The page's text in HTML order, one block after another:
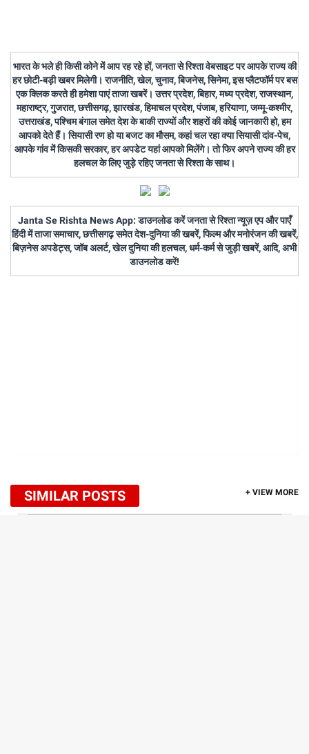
भारत के भले ही किसी कोने में आप रह रहे हों, जनता से रिश्ता वेबसाइट पर आपके राज्य की
हर छोटी-बड़ी खबर मिलेगी। राजनीति, खेल, चुनाव, बिजनेस, सिनेमा, इस प्लैटफॉर्म पर बस
एक क्लिक करते ही हमेशा पाएं ताजा खबरें। उत्तर प्रदेश, बिहार, मध्य प्रदेश, राजस्थान,
महाराष्ट्र, गुजरात, छत्तीसगढ़, झारखंड, हिमाचल प्रदेश, पंजाब, हरियाणा, जम्मू-कश्मीर,
उत्तराखंड, पश्चिम बंगाल समेत देश के बाकी राज्यों और शहरों की कोई जानकारी हो, हम
आपको देते हैं। सियासी रण हो या बजट का मौसम, कहां चल रहा क्या सियासी दांव-पेच,
आपके गांव में किसकी सरकार, हर अपडेट यहां आपको मिलेंगे। तो फिर अपने राज्य की हर
हलचल के लिए जुड़े रहिए जनता से रिश्ता के साथ।
Janta Se Rishta News App: डाउनलोड करें जनता से रिश्ता न्यूज़ एप और पाएँ
हिंदी में ताजा समाचार, छत्तीसगढ़ समेत देश-दुनिया की खबरें, फिल्म और मनोरंजन की खबरें,
बिज़नेस अपडेट्स, जॉब अलर्ट, खेल दुनिया की हलचल, धर्म-कर्म से जुड़ी खबरें, आदि, अभी
डाउनलोड करें!
SIMILAR POSTS + VIEW MORE